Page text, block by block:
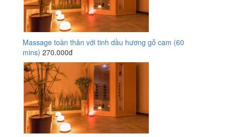
Massage toàn thân với tinh dầu hương gỗ cam (60
mins) 270.000đ